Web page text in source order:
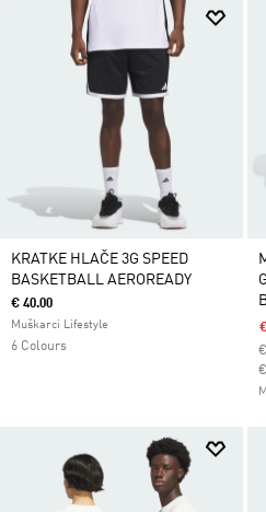
KRATKE HLAČE 3G SPEED
BASKETBALL AEROREADY
€ 40.00
Muškarci Lifestyle
6 Colours
€